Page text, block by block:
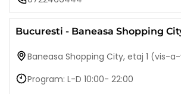
Bucuresti - Baneasa Shopping
Baneasa Shopping City, etaj 1 (vis-
Program: L-D 10:00- 22:00